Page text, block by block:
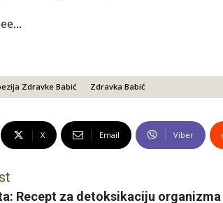
Zdravke Babić Zdravka Babić
X Email Viber
Recept za detoksikaciju organizma